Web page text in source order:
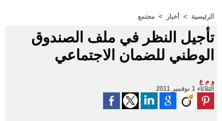
الرئيسية > أخبار > مجتمع
تأجيل النظر في ملف الصندوق
الوطني للضمان الاجتماعي
و م ع
الثلاثاء 1 نوفمبر 2011